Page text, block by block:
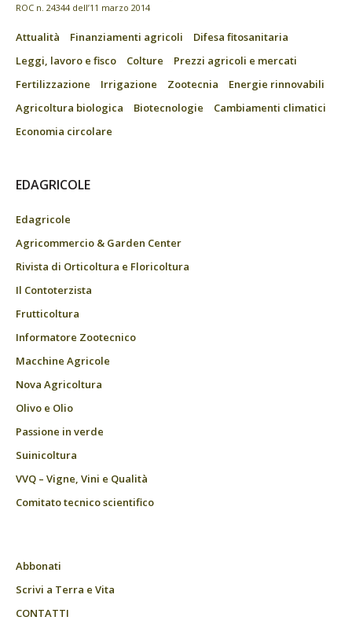
ROC n. 24344 dell’11 marzo 2014
Attualità Finanziamenti agricoli
Difesa fitosanitaria
Leggi, lavoro e fisco
Colture
Prezzi agricoli e mercati
Fertilizzazione
Irrigazione Zootecnia
Energie rinnovabili
Agricoltura biologica
Biotecnologie
Cambiamenti climatici
Economia circolare
EDAGRICOLE
Edagricole
Agricommercio & Garden Center
Rivista di Orticoltura e Floricoltura
Il Contoterzista
Frutticoltura
Informatore Zootecnico
Macchine Agricole
Nova Agricoltura
Olivo e Olio
Passione in verde
Suinicoltura
VVQ – Vigne, Vini e Qualità
Comitato tecnico scientifico
Abbonati
Scrivi a Terra e Vita
CONTATTI